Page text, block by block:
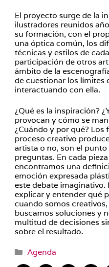
El proyecto surge de la
ilustradores reunidos
su formación, con el
una óptica común, los
técnicas y estilos de
participación de otros
ámbito de la
de cuestionar los límites
interactuando con ella.
¿Qué es la inspiración?
provocan y cómo se
¿Cuándo y por qué? Los
proceso creativo
artista o no, son el
preguntas. En cada
encontramos una
emoción expresada
este debate imaginativo.
explicar y entender qué
cuando somos
buscamos soluciones y
multitud de decisiones
sobre el resultado.
Categorías
Agenda